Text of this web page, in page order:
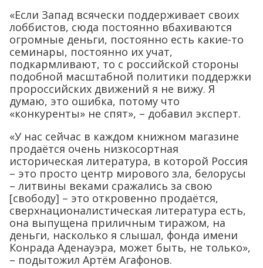
«Если Запад всячески поддерживает своих
лоббистов, сюда постоянно вбахиваются
огромные деньги, постоянно есть какие-то
семинары, постоянно их учат,
подкармливают, то с российской стороны
подобной масштабной политики поддержки
пророссийских движений я не вижу. Я
думаю, это ошибка, потому что
«конкуренты» не спят», – добавил эксперт.
«У нас сейчас в каждом книжном магазине
продаётся очень низкосортная
историческая литература, в которой Россия
– это просто центр мирового зла, белорусы
– литвины веками сражались за свою
[свободу] – это откровенно продаётся,
сверхнационалистическая литература есть,
она выпущена приличным тиражом, на
деньги, насколько я слышал, фонда имени
Конрада Аденауэра, может быть, не только»,
– подытожил Артём Агафонов.